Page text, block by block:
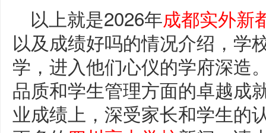
以上就是2026年成都实外新
以及成绩好吗的情况介绍，学
学，进入他们心仪的学府深造
品质和学生管理方面的卓越成
业成绩上，深受家长和学生的